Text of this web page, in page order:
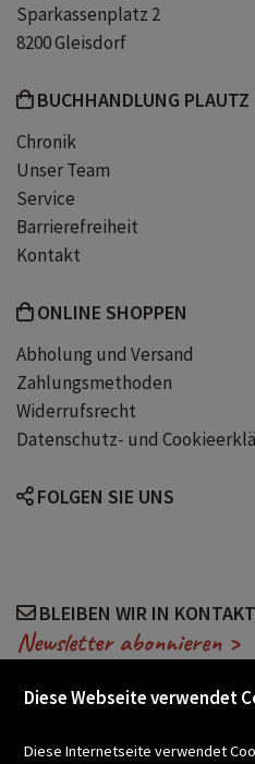
Sparkassenplatz 2
8200 Gleisdorf
BUCHHANDLUNG PLAUTZ
Chronik
Unser Team
Service
Barrierefreiheit
Kontakt
ONLINE SHOPPEN
Abholung und Versand
Zahlungsmethoden
Widerrufsrecht
Datenschutz- und
FOLGEN SIE UNS
BLEIBEN WIR IN
Newsletter abonnieren >
Diese Webseite verwendet
Diese Internetseite verwendet